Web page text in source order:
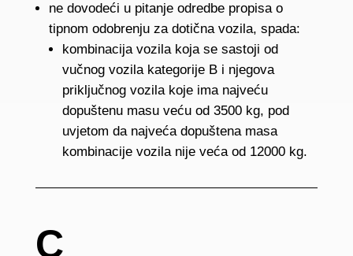
ne dovodeći u pitanje odredbe propisa o
tipnom odobrenju za dotična vozila, spada:
kombinacija vozila koja se sastoji od
vučnog vozila kategorije B i njegova
priključnog vozila koje ima najveću
dopuštenu masu veću od 3500 kg, pod
uvjetom da najveća dopuštena masa
kombinacije vozila nije veća od 12000 kg.
C